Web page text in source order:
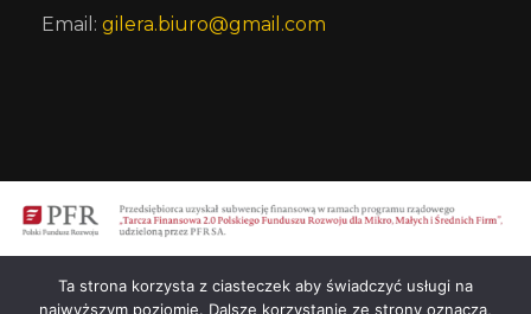
Email: gilera.biuro@gmail.com
Ta strona korzysta z ciasteczek aby świadczyć usługi na
najwyższym poziomie. Dalsze korzystanie ze strony oznacza,